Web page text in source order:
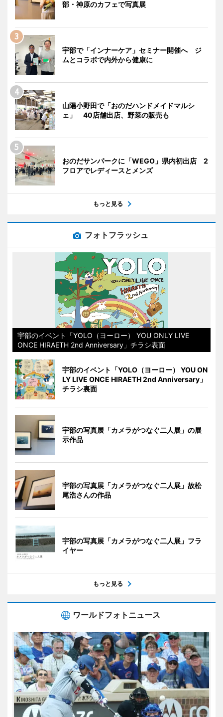
部・神原のカフェで写真展
宇部で「インナーケア」セミナー開催へ ジ
ムとコラボで内外から健康に
山陽小野田で「おのだハンドメイドマルシ
ェ」 40店舗出店、野菜の販売も
おのだサンパークに「WEGO」県内初出店 2
フロアでレディースとメンズ
もっと見る
フォトフラッシュ
宇部のイベント「YOLO（ヨーロー） YOU ONLY LIVE
ONCE HIRAETH 2nd Anniversary」チラシ表面
宇部のイベント「YOLO（ヨーロー） YOU ON
LY LIVE ONCE HIRAETH 2nd Anniversary」
チラシ裏面
宇部の写真展「カメラがつなぐ二人展」の展
示作品
宇部の写真展「カメラがつなぐ二人展」故松
尾浩さんの作品
宇部の写真展「カメラがつなぐ二人展」フラ
イヤー
もっと見る
ワールドフォトニュース